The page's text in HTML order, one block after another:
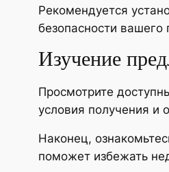
Рекомендуется
безопасности вашего
Изучение
Просмотрите
условия получения и
Наконец,
поможет избежать